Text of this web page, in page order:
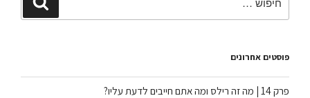
פוסטים אחרונים
פרק 14 | מה זה רילס ומה אתם חייבים לדעת עליו?